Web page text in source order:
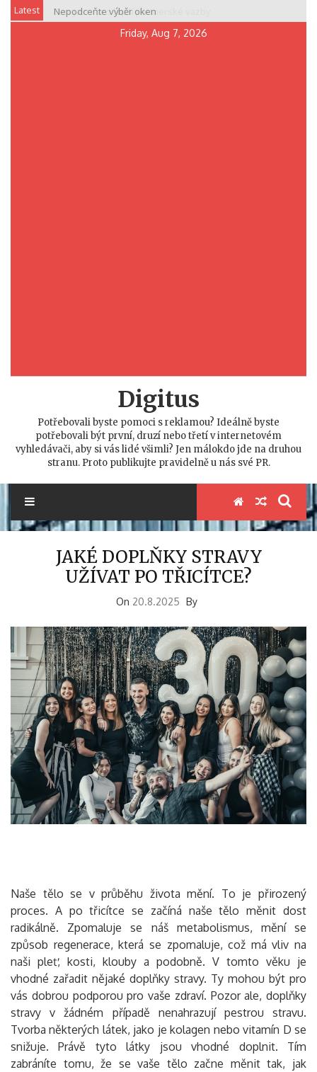
SkipLatest Nepodceňte výběr oken
Friday, Aug 7, 2026
Digitus
Potřebovali byste pomoci s reklamou? Ideálně byste
potřebovali být první, druzí nebo třetí v internetovém
vyhledávači, aby si vás lidé všimli? Jen málokdo jde na druhou
stranu. Proto publikujte pravidelně u nás své PR.
JAKÉ DOPLŇKY STRAVY
UŽÍVAT PO TŘICÍTCE?
On 20.8.2025 By
Naše tělo se v průběhu života mění. To je přirozený
proces. A po třicítce se začíná naše tělo měnit dost
radikálně. Zpomaluje se náš metabolismus, mění se
způsob regenerace, která se zpomaluje, což má vliv na
naši pleť, kosti, klouby a podobně. V tomto věku je
vhodné zařadit nějaké doplňky stravy. Ty mohou být pro
vás dobrou podporou pro vaše zdraví. Pozor ale, doplňky
stravy v žádném případě nenahrazují pestrou stravu.
Tvorba některých látek, jako je kolagen nebo vitamín D se
snižuje. Právě tyto látky jsou vhodné doplnit. Tím
zabráníte tomu, že se vaše tělo začne měnit tak, jak